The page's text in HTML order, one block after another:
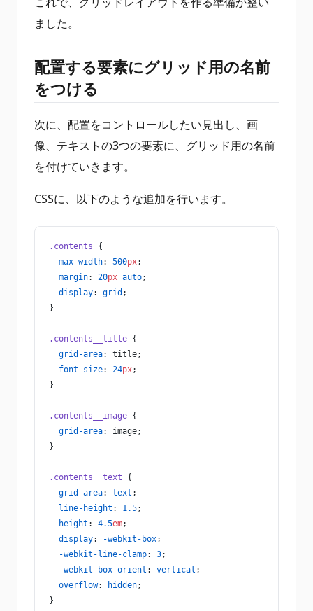
ました。
配置する要素にグリッド用の名前
をつける
次に、配置をコントロールしたい見出し、画
像、テキストの3つの要素に、グリッド用の名前
を付けていきます。
CSSに、以下のような追加を行います。
.contents {
  max-width
: 500px;
  margin
: 20px auto;
  display
: grid ;
}
.contents__title {
  grid-area
: title;
  font-size
: 24px;
}
.contents__image {
  grid-area
: image;
}
.contents__text {
  grid-area
: text ;
  line-height
: 1.5;
  height
: 4.5em;
  display
: -webkit-box;
  -webkit-line-clamp
: 3;
  -webkit-box-orient
: vertical ;
  overflow
: hidden;
}